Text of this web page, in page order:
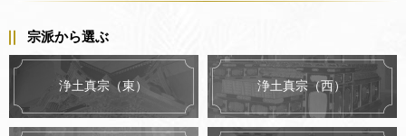
宗派から選ぶ
浄土真宗（東） 浄土真宗（西）